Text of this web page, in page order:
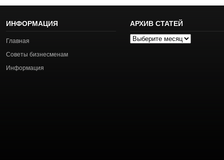
ИНФОРМАЦИЯ
Главная
Советы бизнесменам
Информация
АРХИВ СТАТЕЙ
Архив